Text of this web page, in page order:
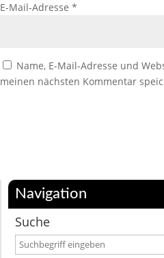
E-Mail-Adresse *
Name, E-Mail-Adresse und
meinen nächsten Kommentar
Navigation
Suche